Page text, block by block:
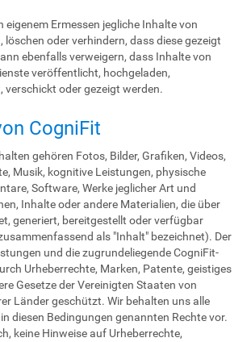
eigenem Ermessen jegliche Inhalte von
löschen oder verhindern, dass diese gezeigt
ebenfalls verweigern, dass Inhalte von
veröffentlicht, hochgeladen,
verschickt oder gezeigt werden.
CogniFit
gehören Fotos, Bilder, Grafiken, Videos,
Musik, kognitive Leistungen, physische
Software, Werke jeglicher Art und
Inhalte oder andere Materialien, die über
generiert, bereitgestellt oder verfügbar
als "Inhalt" bezeichnet). Der
und die zugrundeliegende CogniFit-
Urheberrechte, Marken, Patente, geistiges
Gesetze der Vereinigten Staaten von
Länder geschützt. Wir behalten uns alle
diesen Bedingungen genannten Rechte vor.
keine Hinweise auf Urheberrechte,